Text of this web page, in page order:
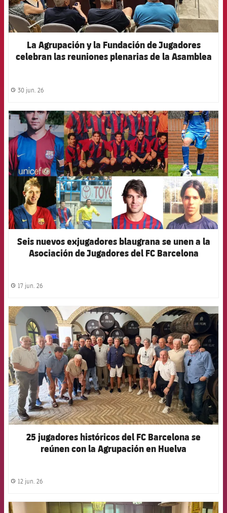
La Agrupación y la Fundación de Jugadores
celebran las reuniones plenarias de la Asamblea
label.share.clock
30 jun. 26
FCB Barcelona badge
Seis nuevos exjugadores blaugrana se unen a la
Asociación de Jugadores del FC Barcelona
label.share.clock
17 jun. 26
FCB Barcelona badge
25 jugadores históricos del FC Barcelona se
reúnen con la Agrupación en Huelva
label.share.clock
12 jun. 26
FCB Barcelona badge